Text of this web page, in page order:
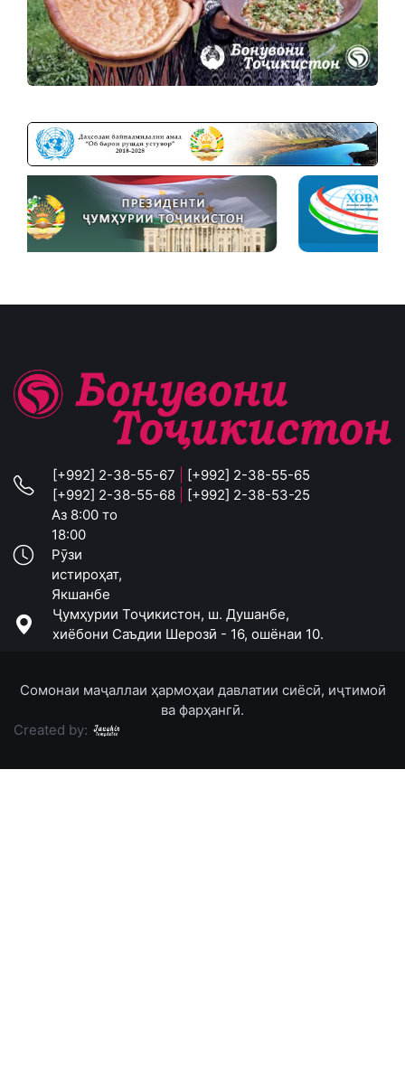
[+992] 2-38-55-67
[+992] 2-38-55-65
[+992] 2-38-55-68
[+992] 2-38-53-25
Аз 8:00 то
18:00
Рӯзи
истироҳат,
Якшанбе
Ҷумҳурии Тоҷикистон, ш. Душанбе,
хиёбони Саъдии Шерозӣ - 16, ошёнаи 10.
Сомонаи маҷаллаи ҳармоҳаи давлатии сиёсӣ, иҷтимоӣ
ва фарҳангӣ.
Created by: